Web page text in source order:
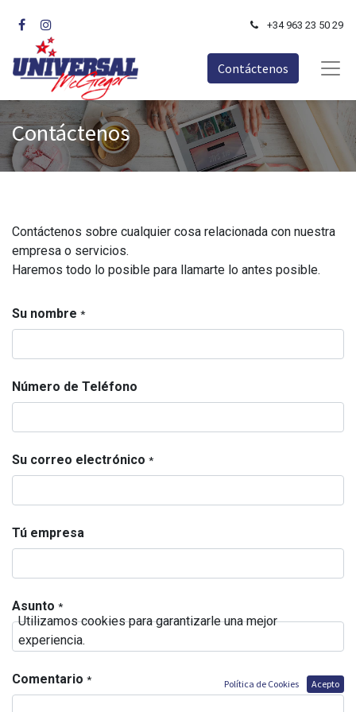
+34 963 23 50 29
Contáctenos
Contáctenos
Contáctenos sobre cualquier cosa relacionada con nuestra
empresa o servicios.
Haremos todo lo posible para llamarte lo antes posible.
Su nombre *
Número de Teléfono
Su correo electrónico *
Tú empresa
Asunto *
Comentario *
Utilizamos cookies para garantizarle una mejor
experiencia.
Política de Cookies Acepto